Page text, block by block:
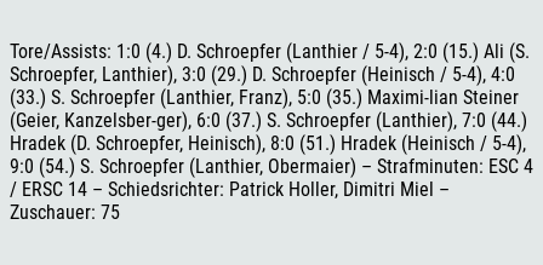
Tore/Assists: 1:0 (4.) D. Schroepfer (Lanthier / 5-4), 2:0 (15.) Ali (S.
Schroepfer, Lanthier), 3:0 (29.) D. Schroepfer (Heinisch / 5-4), 4:0
(33.) S. Schroepfer (Lanthier, Franz), 5:0 (35.) Maximi-lian Steiner
(Geier, Kanzelsber-ger), 6:0 (37.) S. Schroepfer (Lanthier), 7:0 (44.)
Hradek (D. Schroepfer, Heinisch), 8:0 (51.) Hradek (Heinisch / 5-4),
9:0 (54.) S. Schroepfer (Lanthier, Obermaier) – Strafminuten: ESC 4
/ ERSC 14 – Schiedsrichter: Patrick Holler, Dimitri Miel –
Zuschauer: 75